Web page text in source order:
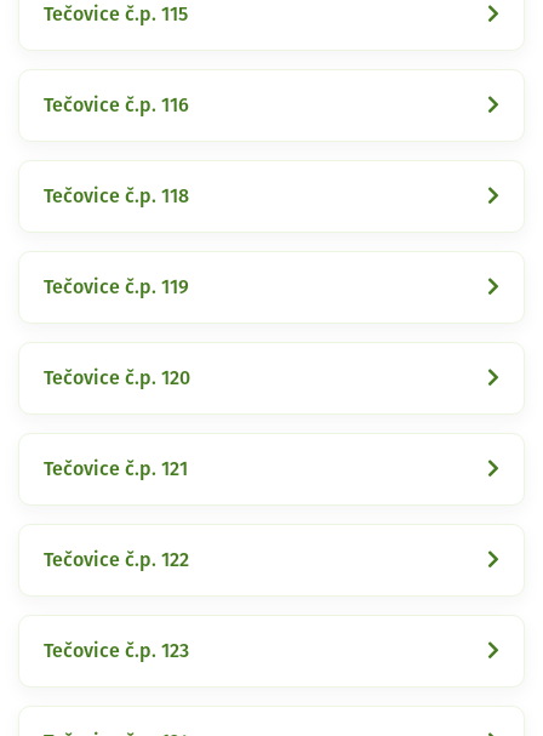
Tečovice č.p. 115
Tečovice č.p. 116
Tečovice č.p. 118
Tečovice č.p. 119
Tečovice č.p. 120
Tečovice č.p. 121
Tečovice č.p. 122
Tečovice č.p. 123